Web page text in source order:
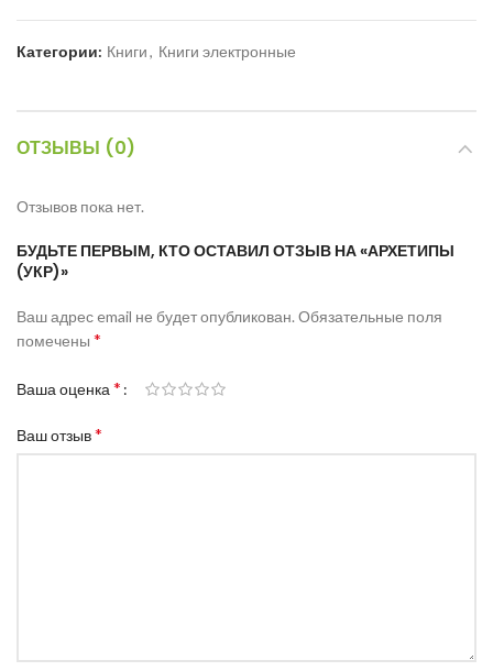
Категории: Книги, Книги электронные
ОТЗЫВЫ (0)
Отзывов пока нет.
БУДЬТЕ ПЕРВЫМ, КТО ОСТАВИЛ ОТЗЫВ НА «АРХЕТИПЫ
(УКР)»
Ваш адрес email не будет опубликован. Обязательные поля
помечены *
Ваша оценка *
Ваш отзыв*